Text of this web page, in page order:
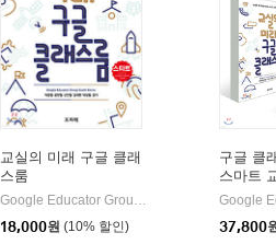
| 프리렉
교실의 미래 구글 클래
스룸
Google Educator Group South Korea,박종필,윤현철,신민철,김재현,박정철 공저
18,000원 (10% 할인)
구글 클
스마트
37,800